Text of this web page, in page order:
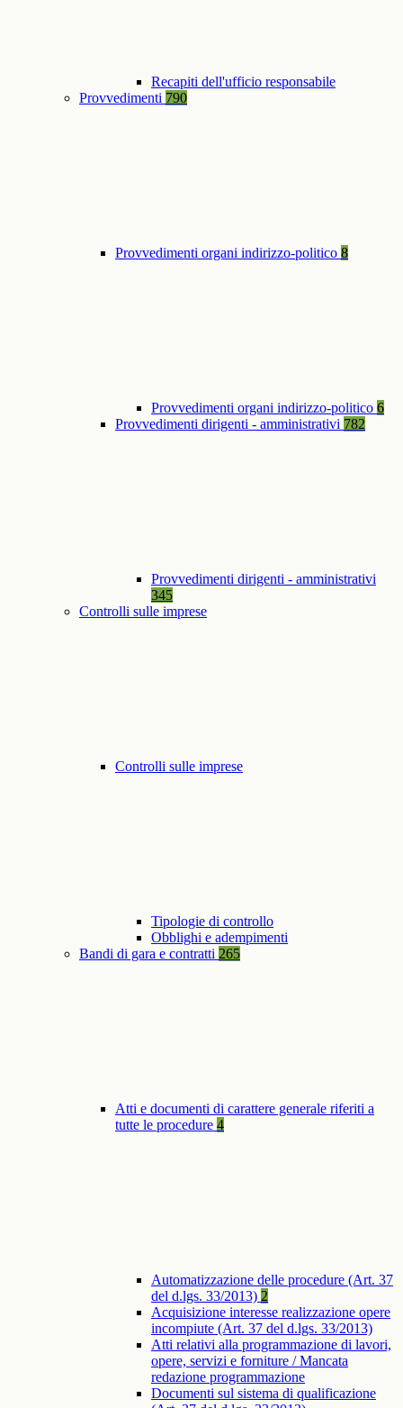
Recapiti dell'ufficio responsabile
Provvedimenti 790
Provvedimenti organi indirizzo-politico 8
Provvedimenti organi indirizzo-politico 6
Provvedimenti dirigenti - amministrativi 782
Provvedimenti dirigenti - amministrativi
345
Controlli sulle imprese
Controlli sulle imprese
Tipologie di controllo
Obblighi e adempimenti
Bandi di gara e contratti 265
Atti e documenti di carattere generale riferiti a
tutte le procedure 4
Automatizzazione delle procedure (Art. 37
del d.lgs. 33/2013) 2
Acquisizione interesse realizzazione opere
incompiute (Art. 37 del d.lgs. 33/2013)
Atti relativi alla programmazione di lavori,
opere, servizi e forniture / Mancata
redazione programmazione
Documenti sul sistema di qualificazione